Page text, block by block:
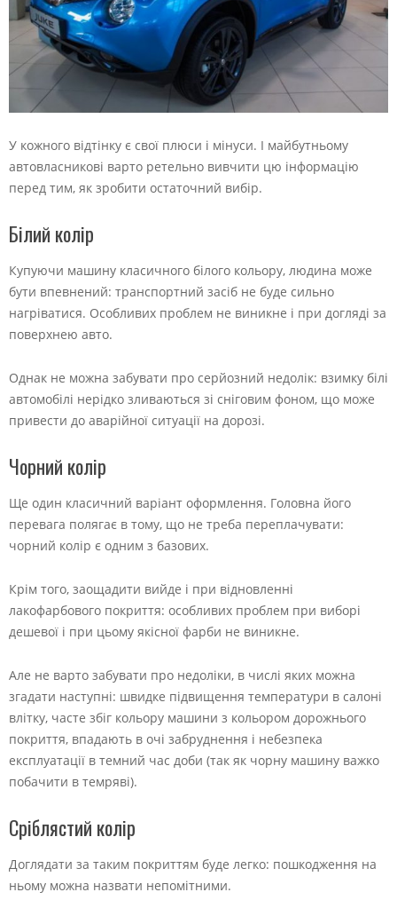
У кожного відтінку є свої плюси і мінуси. І майбутньому
автовласникові варто ретельно вивчити цю інформацію
перед тим, як зробити остаточний вибір.
Білий колір
Купуючи машину класичного білого кольору, людина може
бути впевнений: транспортний засіб не буде сильно
нагріватися. Особливих проблем не виникне і при догляді за
поверхнею авто.
Однак не можна забувати про серйозний недолік: взимку білі
автомобілі нерідко зливаються зі сніговим фоном, що може
привести до аварійної ситуації на дорозі.
Чорний колір
Ще один класичний варіант оформлення. Головна його
перевага полягає в тому, що не треба переплачувати:
чорний колір є одним з базових.
Крім того, заощадити вийде і при відновленні
лакофарбового покриття: особливих проблем при виборі
дешевої і при цьому якісної фарби не виникне.
Але не варто забувати про недоліки, в числі яких можна
згадати наступні: швидке підвищення температури в салоні
влітку, часте збіг кольору машини з кольором дорожнього
покриття, впадають в очі забруднення і небезпека
експлуатації в темний час доби (так як чорну машину важко
побачити в темряві).
Сріблястий колір
Доглядати за таким покриттям буде легко: пошкодження на
ньому можна назвати непомітними.